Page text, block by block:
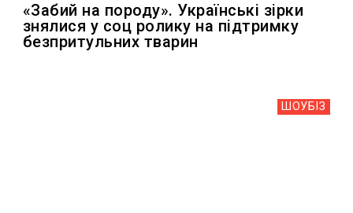
«Забий на породу». Українські зірки
знялися у соц ролику на підтримку
безпритульних тварин
ШОУБIЗ